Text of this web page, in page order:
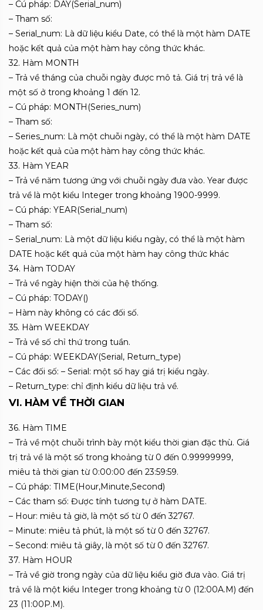
– Cú pháp: DAY(Serial_num)
– Tham số:
– Serial_num: Là dữ liệu kiểu Date, có thể là một hàm DATE
hoặc kết quả của một hàm hay công thức khác.
32. Hàm MONTH
– Trả về tháng của chuỗi ngày được mô tả. Giá trị trả về là
một số ở trong khoảng 1 đến 12.
– Cú pháp: MONTH(Series_num)
– Tham số:
– Series_num: Là một chuỗi ngày, có thể là một hàm DATE
hoặc kết quả của một hàm hay công thức khác.
33. Hàm YEAR
– Trả về năm tương ứng với chuỗi ngày đưa vào. Year được
trả về là một kiểu Integer trong khoảng 1900-9999.
– Cú pháp: YEAR(Serial_num)
– Tham số:
– Serial_num: Là một dữ liệu kiểu ngày, có thể là một hàm
DATE hoặc kết quả của một hàm hay công thức khác
34. Hàm TODAY
– Trả về ngày hiện thời của hệ thống.
– Cú pháp: TODAY()
– Hàm này không có các đối số.
35. Hàm WEEKDAY
– Trả về số chỉ thứ trong tuần.
– Cú pháp: WEEKDAY(Serial, Return_type)
– Các đối số: – Serial: một số hay giá trị kiểu ngày.
– Return_type: chỉ định kiểu dữ liệu trả về.
VI. HÀM VỀ THỜI GIAN
36. Hàm TIME
– Trả về một chuỗi trình bày một kiểu thời gian đặc thù. Giá
trị trả về là một số trong khoảng từ 0 đến 0.99999999,
miêu tả thời gian từ 0:00:00 đến 23:59:59.
– Cú pháp: TIME(Hour,Minute,Second)
– Các tham số: Được tính tương tự ở hàm DATE.
– Hour: miêu tả giờ, là một số từ 0 đến 32767.
– Minute: miêu tả phút, là một số từ 0 đến 32767.
– Second: miêu tả giây, là một số từ 0 đến 32767.
37. Hàm HOUR
– Trả về giờ trong ngày của dữ liệu kiểu giờ đưa vào. Giá trị
trả về là một kiểu Integer trong khoảng từ 0 (12:00A.M) đến
23 (11:00P.M).